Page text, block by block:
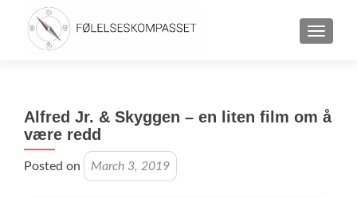
Alfred Jr. & Skyggen – en liten film om å
være redd
Posted on March 3, 2019